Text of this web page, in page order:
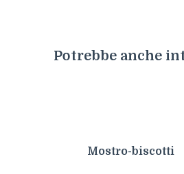
Potrebbe anche
Mostro-biscotti